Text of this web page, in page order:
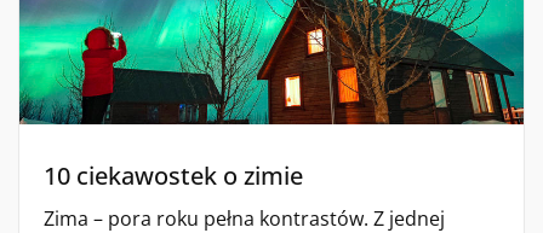
10 ciekawostek o zimie
Zima – pora roku pełna kontrastów. Z jednej